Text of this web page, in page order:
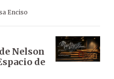
Enciso
Nelson
de